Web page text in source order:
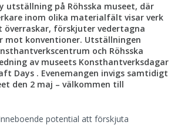
utställning på Röhsska museet, där
inom olika materialfält visar verk
överraskar, förskjuter vedertagna
mot konventioner. Utställningen
och Röhsska
av museets Konsthantverksdagar
Days . Evenemangen invigs samtidigt
den 2 maj – välkommen till
potential att förskjuta